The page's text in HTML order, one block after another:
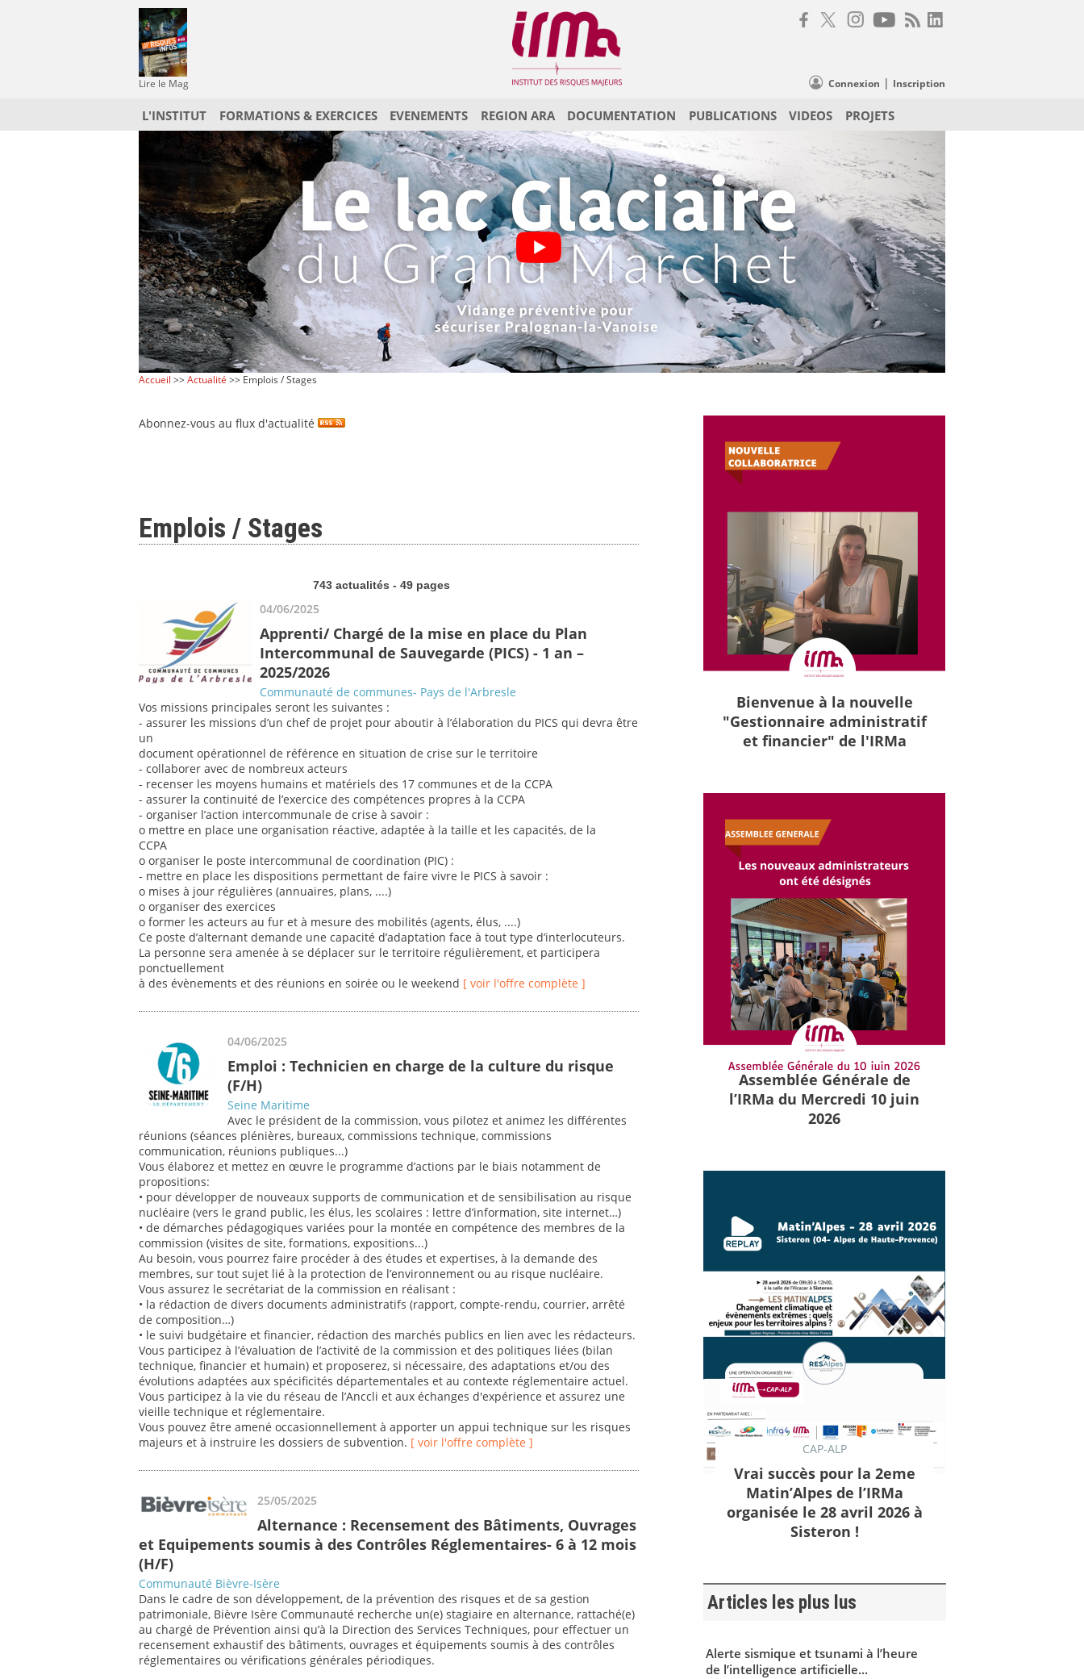
Lire le Mag Connexion | Inscription
L'INSTITUT FORMATIONS & EXERCICES EVENEMENTS REGION ARA DOCUMENTATION PUBLICATIONS VIDEOS PROJETS
Accueil >>Actualité >> Emplois / Stages
Abonnez-vous au flux d'actualité
Emplois / Stages
743 actualités - 49 pages
04/06/2025
Apprenti/ Chargé de la mise en place du Plan
Intercommunal de Sauvegarde (PICS) - 1 an –
2025/2026
Communauté de communes- Pays de l'Arbresle
Vos missions principales seront les suivantes :
- assurer les missions d’un chef de projet pour aboutir à l’élaboration du PICS qui devra être
un
document opérationnel de référence en situation de crise sur le territoire
- collaborer avec de nombreux acteurs
- recenser les moyens humains et matériels des 17 communes et de la CCPA
- assurer la continuité de l’exercice des compétences propres à la CCPA
- organiser l’action intercommunale de crise à savoir :
o mettre en place une organisation réactive, adaptée à la taille et les capacités, de la
CCPA
o organiser le poste intercommunal de coordination (PIC) :
- mettre en place les dispositions permettant de faire vivre le PICS à savoir :
o mises à jour régulières (annuaires, plans, ....)
o organiser des exercices
o former les acteurs au fur et à mesure des mobilités (agents, élus, ....)
Ce poste d’alternant demande une capacité d’adaptation face à tout type d’interlocuteurs.
La personne sera amenée à se déplacer sur le territoire régulièrement, et participera
ponctuellement
à des évènements et des réunions en soirée ou le weekend [ voir l'offre complète ]
04/06/2025
Emploi : Technicien en charge de la culture du risque
(F/H)
Seine Maritime
Avec le président de la commission, vous pilotez et animez les différentes
réunions (séances plénières, bureaux, commissions technique, commissions
communication, réunions publiques...)
Vous élaborez et mettez en œuvre le programme d’actions par le biais notamment de
propositions:
• pour développer de nouveaux supports de communication et de sensibilisation au risque
nucléaire (vers le grand public, les élus, les scolaires : lettre d’information, site internet…)
• de démarches pédagogiques variées pour la montée en compétence des membres de la
commission (visites de site, formations, expositions...)
Au besoin, vous pourrez faire procéder à des études et expertises, à la demande des
membres, sur tout sujet lié à la protection de l’environnement ou au risque nucléaire.
Vous assurez le secrétariat de la commission en réalisant :
• la rédaction de divers documents administratifs (rapport, compte-rendu, courrier, arrêté
de composition…)
• le suivi budgétaire et financier, rédaction des marchés publics en lien avec les rédacteurs.
Vous participez à l’évaluation de l’activité de la commission et des politiques liées (bilan
technique, financier et humain) et proposerez, si nécessaire, des adaptations et/ou des
évolutions adaptées aux spécificités départementales et au contexte réglementaire actuel.
Vous participez à la vie du réseau de l’Anccli et aux échanges d'expérience et assurez une
vieille technique et réglementaire.
Vous pouvez être amené occasionnellement à apporter un appui technique sur les risques
majeurs et à instruire les dossiers de subvention. [ voir l'offre complète ]
25/05/2025
Alternance : Recensement des Bâtiments, Ouvrages
et Equipements soumis à des Contrôles Réglementaires- 6 à 12 mois
(H/F)
Communauté Bièvre-Isère
Dans le cadre de son développement, de la prévention des risques et de sa gestion
patrimoniale, Bièvre Isère Communauté recherche un(e) stagiaire en alternance, rattaché(e)
au chargé de Prévention ainsi qu’à la Direction des Services Techniques, pour effectuer un
recensement exhaustif des bâtiments, ouvrages et équipements soumis à des contrôles
réglementaires ou vérifications générales périodiques.
Bienvenue à la nouvelle
"Gestionnaire administratif
et financier" de l'IRMa
Assemblée Générale de
l’IRMa du Mercredi 10 juin
2026
CAP-ALP
Vrai succès pour la 2eme
Matin’Alpes de l’IRMa
organisée le 28 avril 2026 à
Sisteron !
Articles les plus lus
Alerte sismique et tsunami à l’heure
de l’intelligence artificielle...